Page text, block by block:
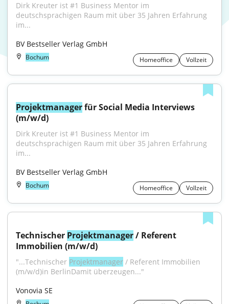
Dirk Kreuter ist #1 Business Mentor im
deutschsprachigen Raum mit über 35 Jahren Erfahrung
im...
BV Bestseller Verlag GmbH
Bochum Homeoffice Vollzeit
Projektmanager für Social Media Interviews
(m/w/d)
Dirk Kreuter ist #1 Business Mentor im
deutschsprachigen Raum mit über 35 Jahren Erfahrung
im...
BV Bestseller Verlag GmbH
Bochum Homeoffice Vollzeit
Technischer Projektmanager / Referent
Immobilien (m/w/d)
"...Technischer Projektmanager / Referent Immobilien
(m/w/d)in BerlinDamit überzeugen..."
Vonovia SE